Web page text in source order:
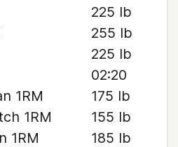
225 lb
255 lb
225 lb
02:20
1RM
175 lb
1RM
155 lb
1RM
185 lb